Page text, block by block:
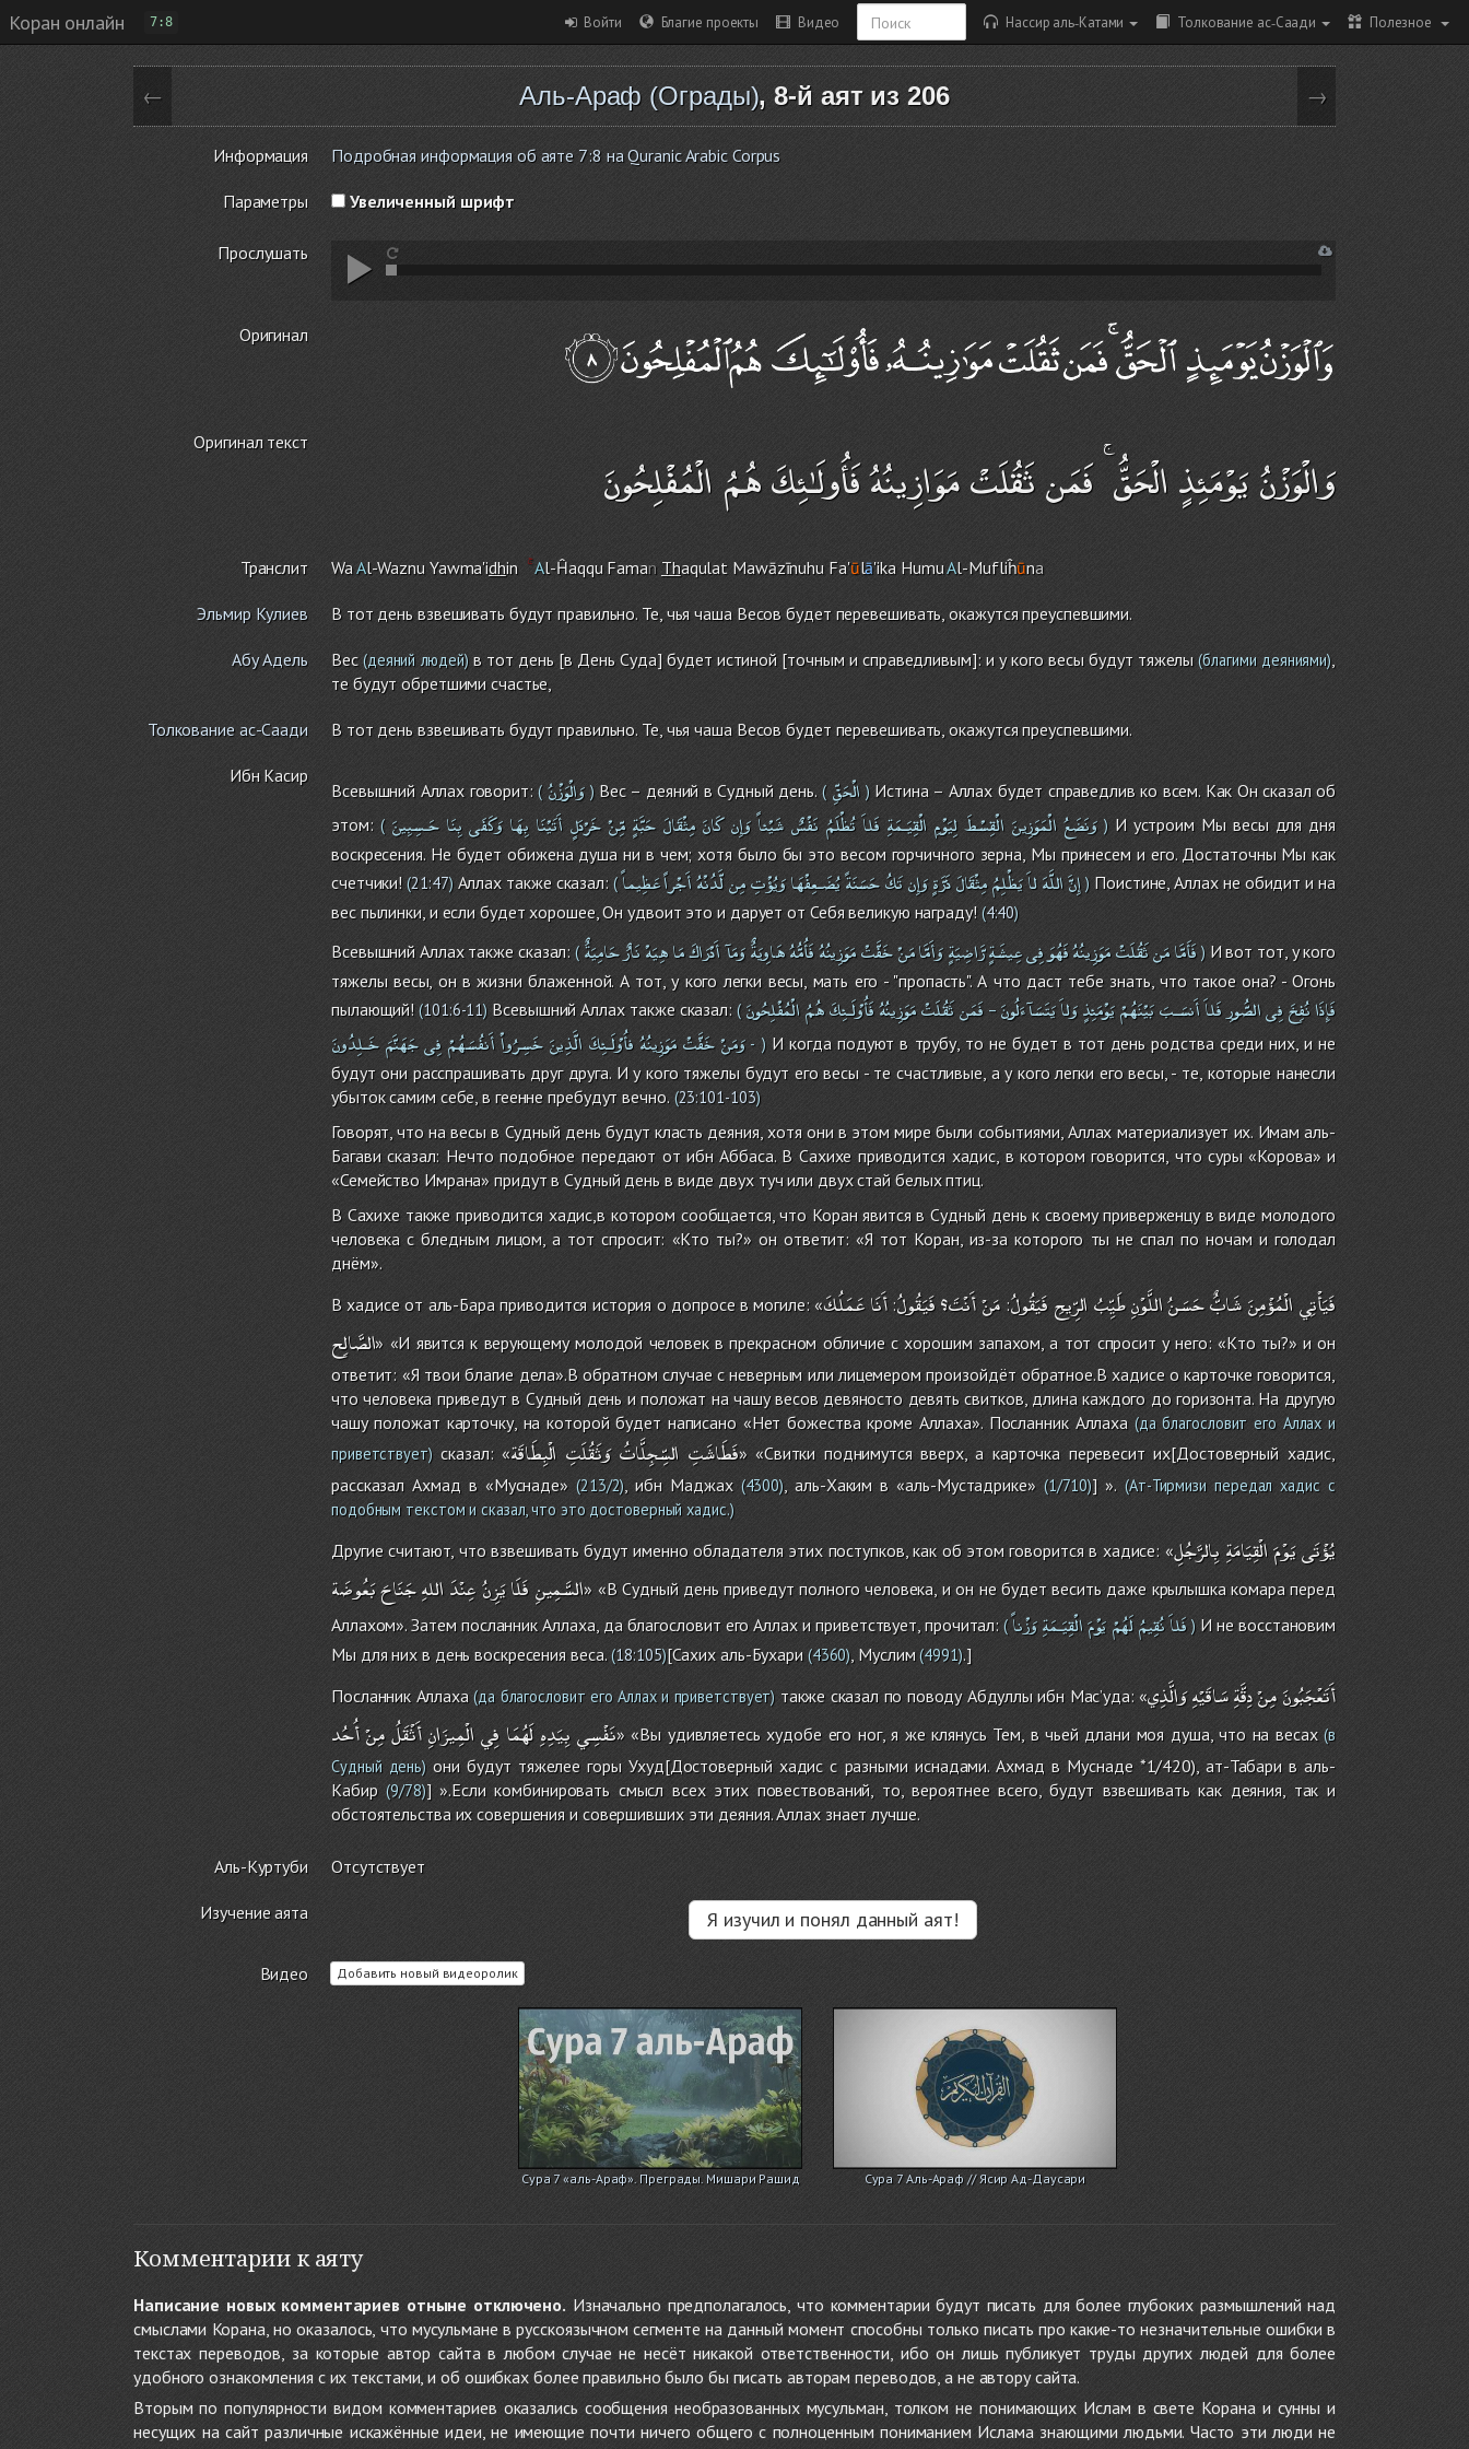
Коран онлайн 7:8 Войти Благие проекты Видео Нассир аль-Катами Толкование ас-Саади Полезное
← Аль-Араф (Ограды), 8-й аят из 206 →
Информация Подробная информация об аяте 7:8 на Quranic Arabic Corpus
Параметры Увеличенный шрифт
Прослушать
Оригинал
Оригинал текст
وَالْوَزْنُ يَوْمَئِذٍ الْحَقُّ ۚ فَمَن ثَقُلَتْ مَوَازِينُهُ فَأُولَـٰئِكَ هُمُ الْمُفْلِحُونَ
Транслит WaAl-Waznu Yawma'idhin Al-Ĥaqqu Faman Thaqulat Mawāzīnuhu Fa'ūlā'ika HumuAl-Mufliĥūna
Эльмир Кулиев В тот день взвешивать будут правильно. Те, чья чаша Весов будет перевешивать, окажутся преуспевшими.
Абу Адель Вес(деяний людей)в тот день [в День Суда] будет истиной [точным и справедливым]: и у кого весы будут тяжелы (благими деяниями)
те будут обретшими счастье,
Толкование ас-Саади В тот день взвешивать будут правильно. Те, чья чаша Весов будет перевешивать, окажутся преуспевшими.
Ибн Касир
Всевышний Аллах говорит:( وَالْوَزْنُ)Вес – деяний в Судный день. ( الْحَقِّ )Истина – Аллах будет справедлив ко всем. Как Он сказал об
этом:( وَنَضَعُالْمَوَزِينَ الْقِسْطَلِيَوْمِ الْقِيَـمَةِ فَلاَتُظْلَمُ نَفْسٌ شَيْئاًوَإِن كَانَ مِثْقَالَ حَبَّةٍ مِّنْخَرْدَلٍ أَتَيْنَا بِهَا وَكَفَىبِنَا حَـسِبِينَ )И устроим Мы весы для дня
воскресения. Не будет обижена душа ни в чем; хотя было бы это весом горчичного зерна, Мы принесем и его. Достаточны Мы как
счетчики! (21:47)Аллах также сказал:( إِنَّاللَّهَلاَيَظْلِمُمِثْقَالَذَرَّةٍوَإِنتَكُحَسَنَةًيُضَـعِفْهَاوَيُؤْتِمِنلَّدُنْهُأَجْراًعَظِيماً ) Поистине, Аллах не обидит и на
вес пылинки, и если будет хорошее, Он удвоит это и дарует от Себя великую награду!(4:40)
Всевышний Аллах также сказал: ( فَأَمَّامَنثَقُلَتْمَوَزِينُهُفَهُوَفِىعِيشَةٍرَّاضِيَةٍوَأَمَّامَنْخَفَّتْمَوَزِينُهُفَأُمُّهُهَاوِيَةٌوَمَآأَدْرَاكَمَاهِيَهْنَارٌحَامِيَةٌ )И вот тот, у кого
тяжелы весы, он в жизни блаженной. А тот, у кого легки весы, мать его - "пропасть". А что даст тебе знать, что такое она? - Огонь
пылающий! (101:6-11) Всевышний Аллах также сказал:( فَإِذَانُفِخَفِىالصُّورِفَلاَأَنسَـبَبَيْنَهُمْيَوْمَئِذٍوَلاَيَتَسَآءَلُونَ –فَمَنثَقُلَتْمَوَزِينُهُفَأُوْلَـئِكَهُمُالْمُفْلِحُونَ
-وَمَنْخَفَّتْمَوَزِينُهُفأُوْلَـئِكَالَّذِينَخَسِرُواْأَنفُسَهُمْفِىجَهَنَّمَخَـلِدُونَ ) И когда подуют в трубу, то не будет в тот день родства среди них, и не
будут они расспрашивать друг друга. И у кого тяжелы будут его весы - те счастливые, а у кого легки его весы, - те, которые нанесли
убыток самим себе, в геенне пребудут вечно. (23:101-103)
Говорят, что на весы в Судный день будут класть деяния, хотя они в этом мире были событиями, Аллах материализует их. Имам аль-
Багави сказал: Нечто подобное передают от ибн Аббаса. В Сахихе приводится хадис, в котором говорится, что суры «Корова» и
«Семейство Имрана» придут в Судный день в виде двух туч или двух стай белых птиц.
В Сахихе также приводится хадис,в котором сообщается, что Коран явится в Судный день к своему приверженцу в виде молодого
человека с бледным лицом, а тот спросит: «Кто ты?» он ответит: «Я тот Коран, из-за которого ты не спал по ночам и голодал
днём».
В хадисе от аль-Бара приводится история о допросе в могиле: «
فَيَأْتِيالْمُؤْمِنَشَابٌّحَسَنُاللَّوْنِطَيِّبُالرِّيحِفَيَقُولُ:مَنْأَنْتَ؟فَيَقُولُ:أَنَاعَمَلُكَ
الصَّالِح» «И явится к верующему молодой человек в прекрасном обличие с хорошим запахом, а тот спросит у него: «Кто ты?» и он
ответит: «Я твои благие дела».В обратном случае с неверным или лицемером произойдёт обратное.В хадисе о карточке говорится,
что человека приведут в Судный день и положат на чашу весов девяносто девять свитков, длина каждого до горизонта. На другую
чашу положат карточку, на которой будет написано «Нет божества кроме Аллаха». Посланник Аллаха (да благословит его Аллах и
приветствует)сказал: « فَطَاشَتِ السِّجِلَّاتُ وَثَقُلَتِ الْبِطَاقَة
» «Свитки поднимутся вверх, а карточка перевесит их[Достоверный хадис,
рассказал Ахмад в «Муснаде»(213/2) , ибн Маджах(4300) , аль-Хаким в «аль-Мустадрике»(1/710)] ». (Ат-Тирмизи передал хадис с
подобным текстом и сказал, что это достоверный хадис.)
Другие считают, что взвешивать будут именно обладателя этих поступков, как об этом говорится в хадисе: « يُؤْتَىيَوْمَالْقِيَامَةِبِالرَّجُلِ
السَّمِينِفَلَايَزِنُعِنْدَاللهِجَنَاحَبَعُوضَة
» «В Судный день приведут полного человека, и он не будет весить даже крылышка комара перед
Аллахом». Затем посланник Аллаха, да благословит его Аллах и приветствует, прочитал: ( فَلاَنُقِيمُلَهُمْيَوْمَالْقِيَـمَةِوَزْناً )И не восстановим
Мы для них в день воскресения веса. (18:105)[Сахих аль-Бухари(4360) , Муслим(4991).]
Посланник Аллаха(да благословит его Аллах и приветствует) также сказал по поводу Абдуллы ибн Мас’уда: « أَتَعْجَبُونَمِنْدِقَّةِسَاقَيْهِوَالَّذِي
نَفْسِيبِيَدِهِلَهُمَافِيالْمِيزَانِأَثْقَلُمِنْأُحُد » «Вы удивляетесь худобе его ног, я же клянусь Тем, в чьей длани моя душа, что на весах(в
Судный день) они будут тяжелее горы Ухуд[Достоверный хадис с разными иснадами. Ахмад в Муснаде *1/420), ат-Табари в аль-
Кабир(9/78)] ».Если комбинировать смысл всех этих повествований, то, вероятнее всего, будут взвешивать как деяния, так и
обстоятельства их совершения и совершивших эти деяния. Аллах знает лучше.
Аль-Куртуби Отсутствует
Изучение аята Я изучил и понял данный аят!
Видео Добавить новый видеоролик
Сура 7 «аль-Араф». Преграды. Мишари Рашид Сура 7 Аль-Араф // Ясир Ад-Даусари
Комментарии к аяту
Написание новых комментариев отныне отключено. Изначально предполагалось, что комментарии будут писать для более глубоких размышлений над
смыслами Корана, но оказалось, что мусульмане в русскоязычном сегменте на данный момент способны только писать про какие-то незначительные ошибки в
текстах переводов, за которые автор сайта в любом случае не несёт никакой ответственности, ибо он лишь публикует труды других людей для более
удобного ознакомления с их текстами, и об ошибках более правильно было бы писать авторам переводов, а не автору сайта.
Вторым по популярности видом комментариев оказались сообщения необразованных мусульман, толком не понимающих Ислам в свете Корана и сунны и
несущих на сайт различные искажённые идеи, не имеющие почти ничего общего с полноценным пониманием Ислама знающими людьми. Часто эти люди не